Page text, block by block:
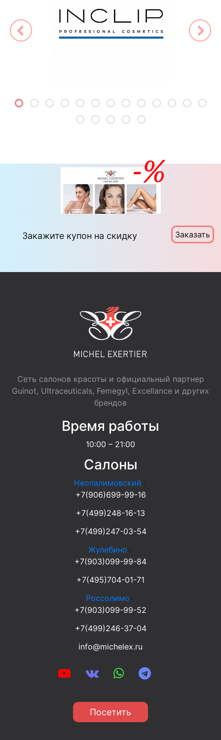
Закажите купон на скидку Заказать
Сеть салонов красоты и официальный партнер
Guinot, Ultraceuticals, Femegyl, Excellance и других
брендов
Время работы
10:00 – 21:00
Салоны
Неопалимовский
+7(906)699-99-16
+7(499)248-16-13
+7(499)247-03-54
Жулебино
+7(903)099-99-84
+7(495)704-01-71
Россолимо
+7(903)099-99-52
+7(499)246-37-04
info@michelex.ru
Посетить